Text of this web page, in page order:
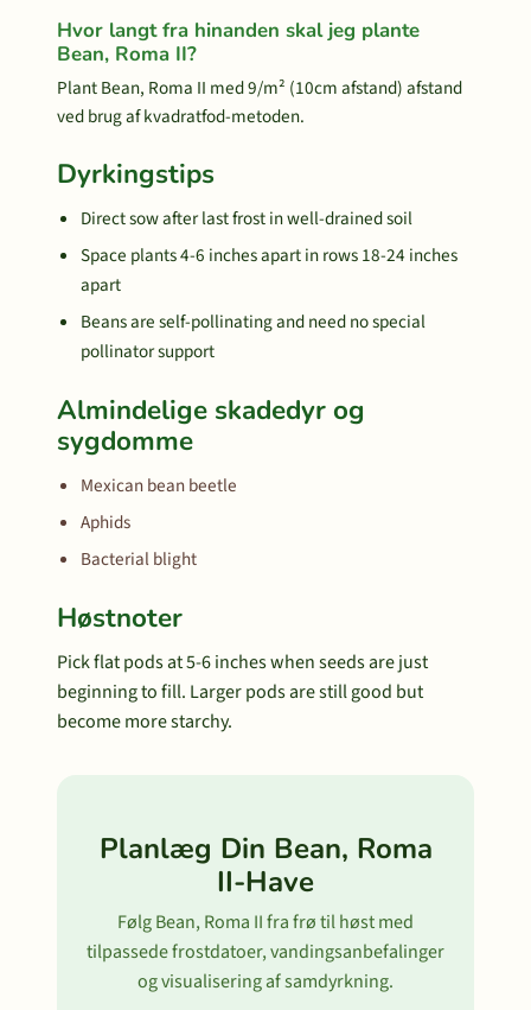
Hvor langt fra hinanden skal jeg plante
Bean, Roma II?
Plant Bean, Roma II med 9/m² (10cm afstand) afstand
ved brug af kvadratfod-metoden.
Dyrkingstips
Direct sow after last frost in well-drained soil
Space plants 4-6 inches apart in rows 18-24 inches
apart
Beans are self-pollinating and need no special
pollinator support
Almindelige skadedyr og
sygdomme
Mexican bean beetle
Aphids
Bacterial blight
Høstnoter
Pick flat pods at 5-6 inches when seeds are just
beginning to fill. Larger pods are still good but
become more starchy.
Planlæg Din Bean, Roma
II-Have
Følg Bean, Roma II fra frø til høst med
tilpassede frostdatoer, vandingsanbefalinger
og visualisering af samdyrkning.